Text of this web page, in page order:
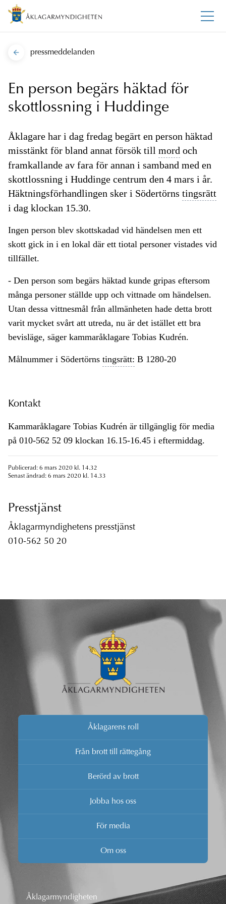
pressmeddelanden
En person begärs häktad för
skottlossning i Huddinge
Åklagare har i dag fredag begärt en person häktad
misstänkt för bland annat försök till mord och
framkallande av fara för annan i samband med en
skottlossning i Huddinge centrum den 4 mars i år.
Häktningsförhandlingen sker i Södertörns tingsrätt
i dag klockan 15.30.
Ingen person blev skottskadad vid händelsen men ett
skott gick in i en lokal där ett tiotal personer vistades vid
tillfället.
- Den person som begärs häktad kunde gripas eftersom
många personer ställde upp och vittnade om händelsen.
Utan dessa vittnesmål från allmänheten hade detta brott
varit mycket svårt att utreda, nu är det istället ett bra
bevisläge, säger kammaråklagare Tobias Kudrén.
Målnummer i Södertörns tingsrätt: B 1280-20
Kontakt
Kammaråklagare Tobias Kudrén är tillgänglig för media
på 010-562 52 09 klockan 16.15-16.45 i eftermiddag.
Publicerad: 6 mars 2020 kl. 14.32
Senast ändrad: 6 mars 2020 kl. 14.33
Presstjänst
Åklagarmyndighetens presstjänst
010-562 50 20
Åklagarens roll
Från brott till rättegång
Berörd av brott
Jobba hos oss
För media
Om oss
Åklagarmyndigheten